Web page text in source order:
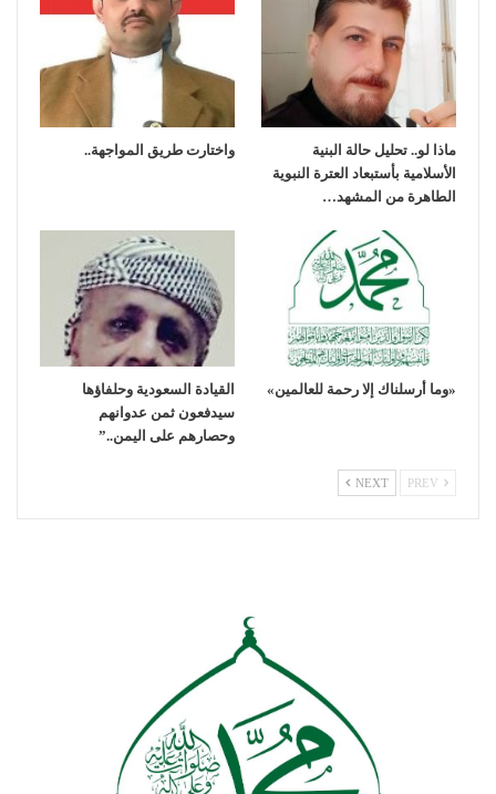
ماذا لو.. تحليل حالة البنية
الأسلامية بأستبعاد العترة النبوية
الطاهرة من المشهد…
واختارت طريق المواجهة..
«وما أرسلناك إلا رحمة للعالمين»
القيادة السعودية وحلفاؤها
سيدفعون ثمن عدوانهم
وحصارهم على اليمن..”
NEXT